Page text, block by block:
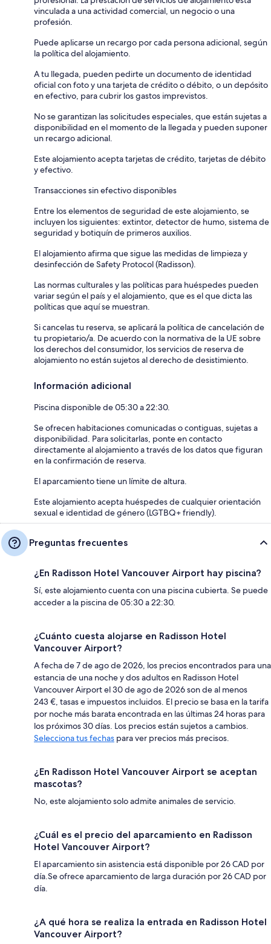
vinculada a una actividad comercial, un negocio o una
profesión.
Puede aplicarse un recargo por cada persona adicional, según
la política del alojamiento.
A tu llegada, pueden pedirte un documento de identidad
oficial con foto y una tarjeta de crédito o débito, o un depósito
en efectivo, para cubrir los gastos imprevistos.
No se garantizan las solicitudes especiales, que están sujetas a
disponibilidad en el momento de la llegada y pueden suponer
un recargo adicional.
Este alojamiento acepta tarjetas de crédito, tarjetas de débito
y efectivo.
Transacciones sin efectivo disponibles
Entre los elementos de seguridad de este alojamiento, se
incluyen los siguientes: extintor, detector de humo, sistema de
seguridad y botiquín de primeros auxilios.
El alojamiento afirma que sigue las medidas de limpieza y
desinfección de Safety Protocol (Radisson).
Las normas culturales y las políticas para huéspedes pueden
variar según el país y el alojamiento, que es el que dicta las
políticas que aquí se muestran.
Si cancelas tu reserva, se aplicará la política de cancelación de
tu propietario/a. De acuerdo con la normativa de la UE sobre
los derechos del consumidor, los servicios de reserva de
alojamiento no están sujetos al derecho de desistimiento.
Información adicional
Piscina disponible de 05:30 a 22:30.
Se ofrecen habitaciones comunicadas o contiguas, sujetas a
disponibilidad. Para solicitarlas, ponte en contacto
directamente al alojamiento a través de los datos que figuran
en la confirmación de reserva.
El aparcamiento tiene un límite de altura.
Este alojamiento acepta huéspedes de cualquier orientación
sexual e identidad de género (LGTBQ+ friendly).
Preguntas frecuentes
¿En Radisson Hotel Vancouver Airport hay piscina?
Sí, este alojamiento cuenta con una piscina cubierta. Se puede
acceder a la piscina de 05:30 a 22:30.
¿Cuánto cuesta alojarse en Radisson Hotel
Vancouver Airport?
A fecha de 7 de ago de 2026, los precios encontrados para una
estancia de una noche y dos adultos en Radisson Hotel
Vancouver Airport el 30 de ago de 2026 son de al menos
243 €, tasas e impuestos incluidos. El precio se basa en la tarifa
por noche más barata encontrada en las últimas 24 horas para
los próximos 30 días. Los precios están sujetos a cambios.
Selecciona tus fechas para ver precios más precisos.
¿En Radisson Hotel Vancouver Airport se aceptan
mascotas?
No, este alojamiento solo admite animales de servicio.
¿Cuál es el precio del aparcamiento en Radisson
Hotel Vancouver Airport?
El aparcamiento sin asistencia está disponible por 26 CAD por
día.Se ofrece aparcamiento de larga duración por 26 CAD por
día.
¿A qué hora se realiza la entrada en Radisson Hotel
Vancouver Airport?